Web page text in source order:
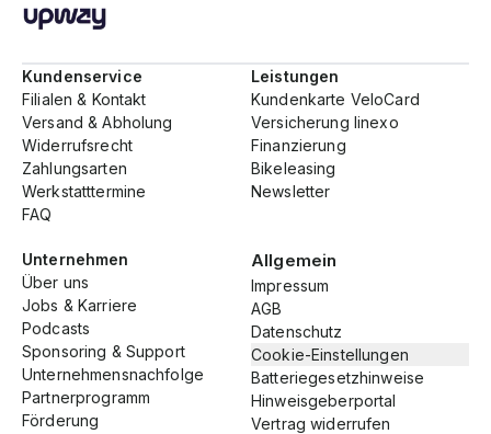
Kundenservice
Filialen & Kontakt
Versand & Abholung
Widerrufsrecht
Zahlungsarten
Werkstatttermine
FAQ
Leistungen
Kundenkarte VeloCard
Versicherung linexo
Finanzierung
Bikeleasing
Newsletter
Unternehmen
Über uns
Jobs & Karriere
Podcasts
Sponsoring & Support
Unternehmensnachfolge
Partnerprogramm
Förderung
Allgemein
Impressum
AGB
Datenschutz
Cookie-Einstellungen
Batteriegesetzhinweise
Hinweisgeberportal
Vertrag widerrufen